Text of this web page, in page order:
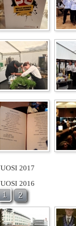
2017
2016
1 2